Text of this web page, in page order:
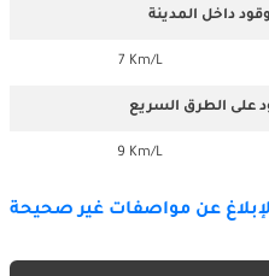
داخل المدينة
7 Km/L
على الطرق السريع
9 Km/L
عن مواصفات غير صحيحة